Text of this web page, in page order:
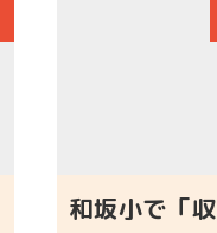
和坂小で「